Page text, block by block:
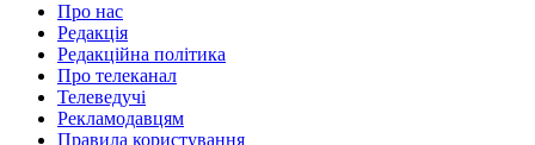
Про нас
Редакція
Редакційна політика
Про телеканал
Телеведучі
Рекламодавцям
Правила користування